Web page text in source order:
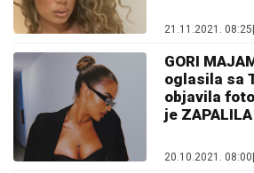
21.11.2021. 08:25
GORI
oglasila sa
objavila
je
20.10.2021. 08:00